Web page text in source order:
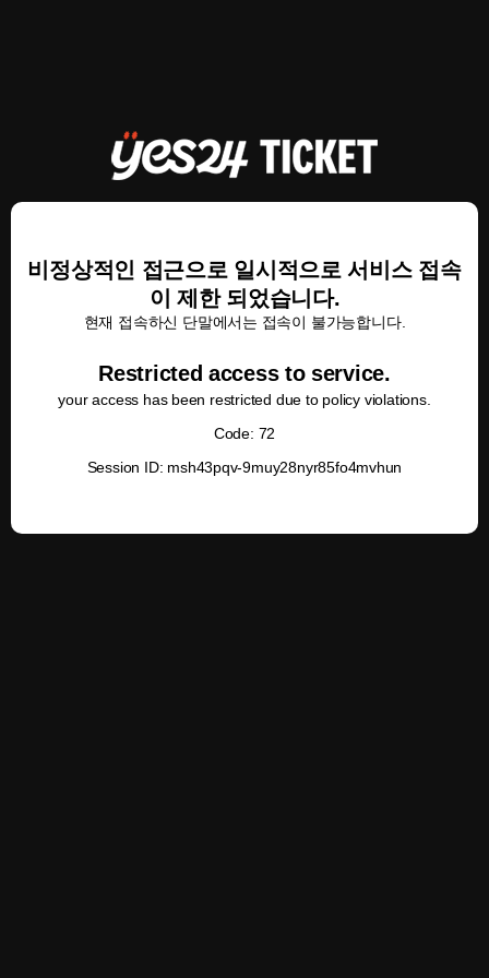
비정상적인 접근으로 일시적으로 서비스 접속
이 제한 되었습니다.
현재 접속하신 단말에서는 접속이 불가능합니다.
Restricted access to service.
your access has been restricted due to policy violations.
Code: 72
Session ID: msh43pqv-9muy28nyr85fo4mvhun